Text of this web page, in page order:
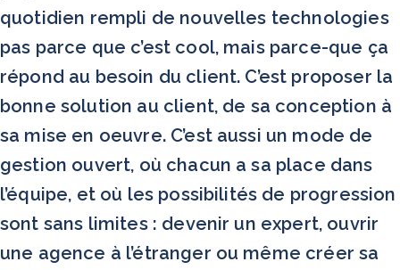
quotidien rempli de nouvelles technologies
pas parce que c’est cool, mais parce-que ça
répond au besoin du client. C’est proposer la
bonne solution au client, de sa conception à
sa mise en oeuvre. C’est aussi un mode de
gestion ouvert, où chacun a sa place dans
l’équipe, et où les possibilités de progression
sont sans limites : devenir un expert, ouvrir
une agence à l’étranger ou même créer sa